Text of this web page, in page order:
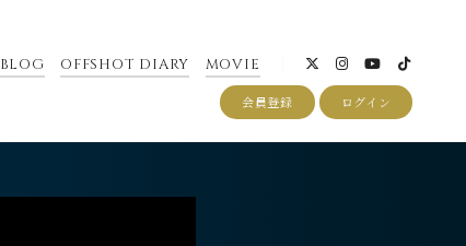
BLOG OFFSHOT DIARY MOVIE
会員登録 ログイン